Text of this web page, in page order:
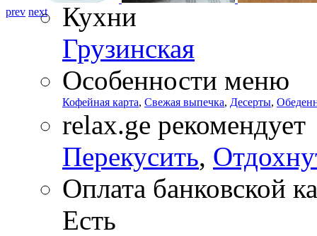
prev next
Кухни
Грузинская
Особенности меню
Кофейная карта, Свежая выпечка, Десерты,
relax.ge рекомендует
Перекусить,
Оплата банковской
Есть